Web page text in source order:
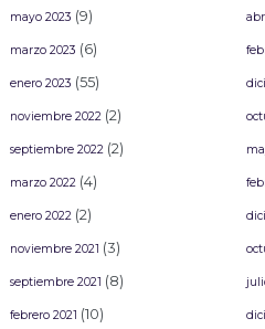
mayo 2023 (9)
marzo 2023 (6)
enero 2023 (55)
noviembre 2022(2)
septiembre 2022(2)
marzo 2022(4)
enero 2022(2)
noviembre 2021 (3)
septiembre 2021 (8)
febrero 2021 (10)